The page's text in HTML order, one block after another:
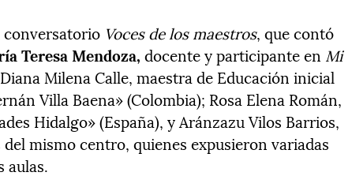
Voces de los maestros, que contó
Teresa Mendoza,docente y participante en Mi
Milena Calle, maestra de Educación inicial
Villa Baena» (Colombia); Rosa Elena Román,
Hidalgo» (España), y Aránzazu Vilos Barrios,
mismo centro, quienes expusieron variadas
aulas.